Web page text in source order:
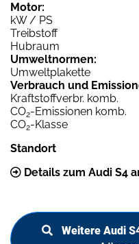
Motor:
kW / PS
Treibstoff
Hubraum
Umweltnormen:
Umweltplakette
Verbrauch und
Kraftstoffverbr. komb.
CO2-Emissionen komb.
CO2-Klasse
Standort
Details zum Audi S4
Weitere Audi